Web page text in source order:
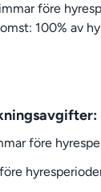
före
100% av
före